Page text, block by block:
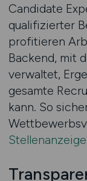
Candidate
qualifizierter
profitieren
Backend, mit
verwaltet,
gesamte
kann. So